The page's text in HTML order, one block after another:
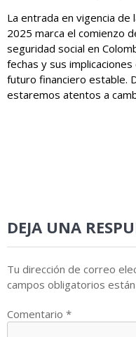
La entrada en vigencia
2025 marca el comienzo
seguridad social en
fechas y sus
futuro financiero estable.
estaremos atentos a
DEJA UNA
Tu dirección de correo
campos obligatorios
Comentario *